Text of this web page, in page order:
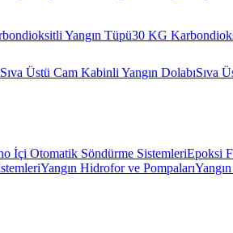
Yangın Tüpü30 KG
Sıva Üstü Cam Kabinli Yangın DolabıSıva
İçi Otomatik Söndürme SistemleriEpoksi
Yangın Hidrofor ve Pompaları